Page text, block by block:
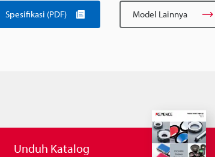
Spesifikasi (PDF) Model Lainnya
Unduh Katalog